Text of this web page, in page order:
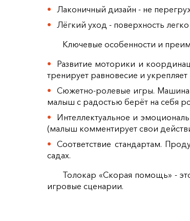
Лаконичный дизайн - не
Лёгкий уход - поверхность
Ключевые особенности и
Развитие моторики и
тренирует равновесие и
Сюжетно-ролевые игры.
малыш с радостью берёт на себя
Интеллектуальное и
(малыш комментирует свои
Соответствие стандартам.
садах.
Толокар «Скорая помощь» -
игровые сценарии.